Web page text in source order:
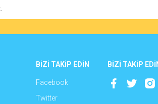
BİZİ TAKİP EDİN
Facebook
Twitter
BİZİ TAKİP